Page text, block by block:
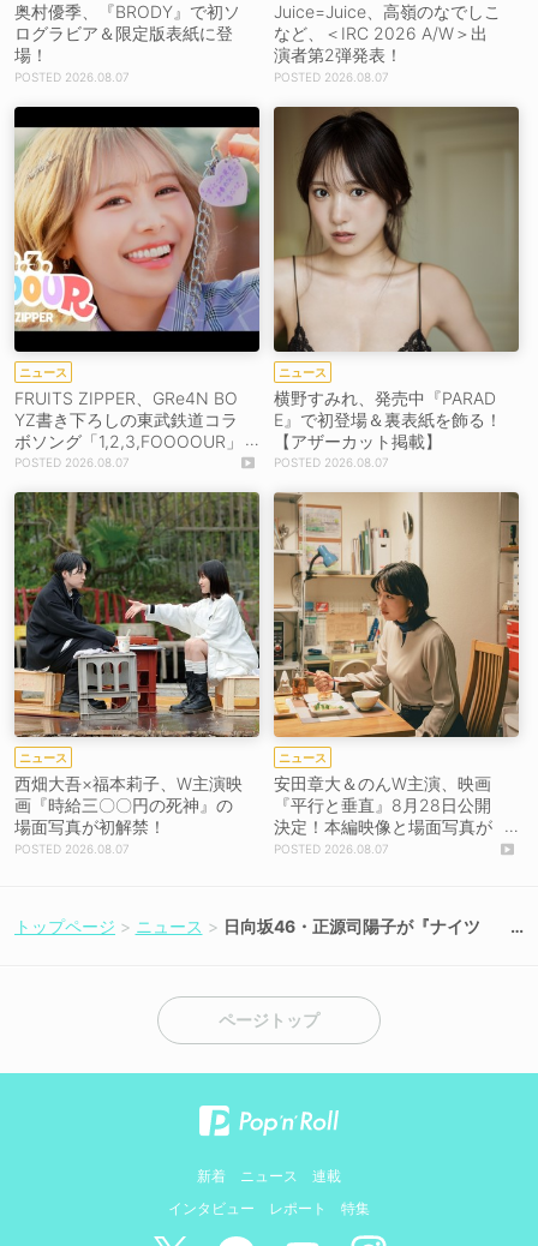
奥村優季、『BRODY』で初ソ
ログラビア＆限定版表紙に登
場！
2026.08.07
Juice=Juice、高嶺のなでしこ
など、＜IRC 2026 A/W＞出
演者第2弾発表！
2026.08.07
ニュース
FRUITS ZIPPER、GRe4N BO
YZ書き下ろしの東武鉄道コラ
ボソング「1,2,3,FOOOOUR」
をリリース＆MV公開！
2026.08.07
ニュース
横野すみれ、発売中『PARAD
E』で初登場＆裏表紙を飾る！
【アザーカット掲載】
2026.08.07
ニュース
西畑大吾×福本莉子、W主演映
画『時給三〇〇円の死神』の
場面写真が初解禁！
2026.08.07
ニュース
安田章大＆のんW主演、映画
『平行と垂直』8月28日公開
決定！本編映像と場面写真が
初解禁！2026.08.07
トップページ ニュース
日向坂46・正源司陽子が『ナイツ
ページトップ
新着 ニュース
連載
インタビュー
レポート 特集